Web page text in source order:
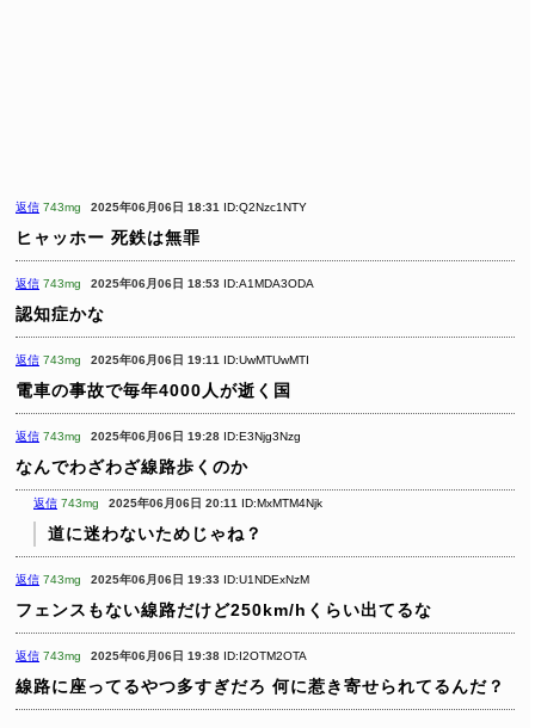
返信 743mg 2025年06月06日 18:31 ID:Q2Nzc1NTY
ヒャッホー 死鉄は無罪
返信 743mg 2025年06月06日 18:53 ID:A1MDA3ODA
認知症かな
返信 743mg 2025年06月06日 19:11 ID:UwMTUwMTI
電車の事故で毎年4000人が逝く国
返信 743mg 2025年06月06日 19:28 ID:E3Njg3Nzg
なんでわざわざ線路歩くのか
返信 743mg 2025年06月06日 20:11 ID:MxMTM4Njk
道に迷わないためじゃね？
返信 743mg 2025年06月06日 19:33 ID:U1NDExNzM
フェンスもない線路だけど250km/hくらい出てるな
返信 743mg 2025年06月06日 19:38 ID:I2OTM2OTA
線路に座ってるやつ多すぎだろ 何に惹き寄せられてるんだ？